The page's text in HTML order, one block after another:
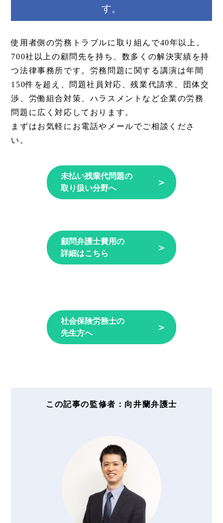
す。
使用者側の労務トラブルに取り組んで40年以上。
700社以上の顧問先を持ち、数多くの解決実績を持
つ法律事務所です。労務問題に関する講演は年間
150件を超え、問題社員対応、残業代請求、団体交
渉、労働組合対策、ハラスメントなど企業の労務
問題に広く対応しております。
まずはお気軽にお電話やメールでご相談くださ
い。
未払い残業代問題の
取り扱い分野へ
＞
顧問弁護士費用の
詳細はこちら
＞
社会保険労務士の
先生方へ
＞
この記事の監修者：向井蘭弁護士